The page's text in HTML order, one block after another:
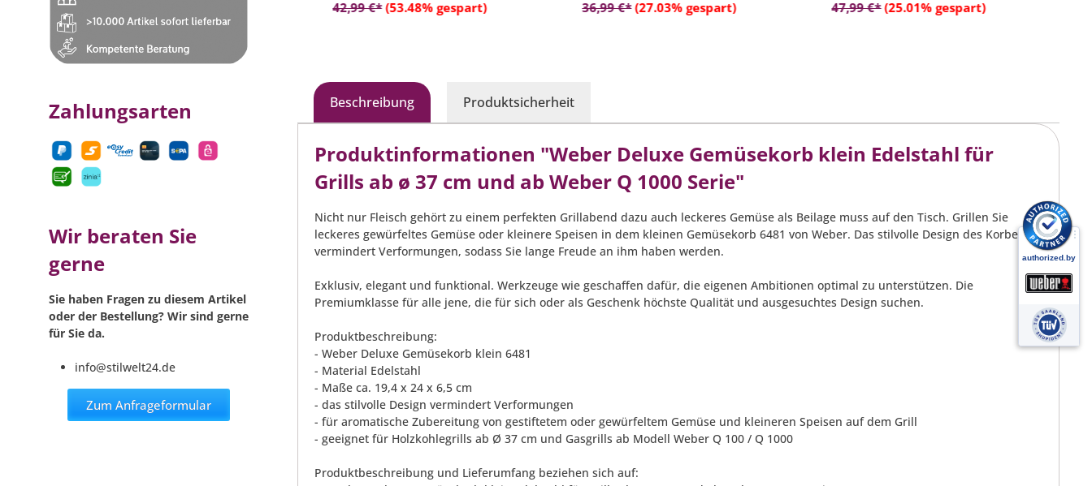
Zahlungsarten
Wir beraten Sie
gerne
Sie haben Fragen zu diesem Artikel
oder der Bestellung? Wir sind gerne
für Sie da.
info@stilwelt24.de
Zum Anfrageformular
ab Ø 37 cmIn den Warenkorb 42,99 €* (53.48% gespart)
In den Warenkorb 36,99 €* (27.03% gespart)
In den Warenkorb 47,99 €* (25.01% gespart)
In den Warenkorb
Beschreibung Produktsicherheit
Produktinformationen "Weber Deluxe Gemüsekorb klein Edelstahl für
Grills ab ø 37 cm und ab Weber Q 1000 Serie"
Nicht nur Fleisch gehört zu einem perfekten Grillabend dazu auch leckeres Gemüse als Beilage muss auf den Tisch. Grillen Sie
leckeres gewürfeltes Gemüse oder kleinere Speisen in dem kleinen Gemüsekorb 6481 von Weber. Das stilvolle Design des Korbes
vermindert Verformungen, sodass Sie lange Freude an ihm haben werden.
Exklusiv, elegant und funktional. Werkzeuge wie geschaffen dafür, die eigenen Ambitionen optimal zu unterstützen. Die
Premiumklasse für alle jene, die für sich oder als Geschenk höchste Qualität und ausgesuchtes Design suchen.
Produktbeschreibung:
- Weber Deluxe Gemüsekorb klein 6481
- Material Edelstahl
- Maße ca. 19,4 x 24 x 6,5 cm
- das stilvolle Design vermindert Verformungen
- für aromatische Zubereitung von gestiftetem oder gewürfeltem Gemüse und kleineren Speisen auf dem Grill
- geeignet für Holzkohlegrills ab Ø 37 cm und Gasgrills ab Modell Weber Q 100 / Q 1000
Produktbeschreibung und Lieferumfang beziehen sich auf: